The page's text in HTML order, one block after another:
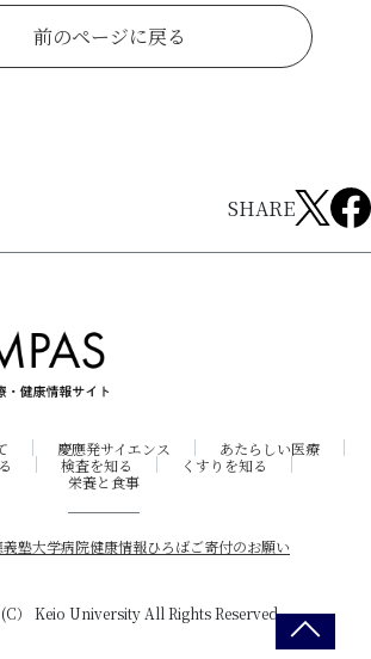
前のページに戻る
SHARE
慶應発サイエンス
あたらしい医療
検査を知る
くすりを知る
栄養と食事
義塾大学病院健康情報ひろばご寄付のお願い
） Keio University All Rights Reserved.